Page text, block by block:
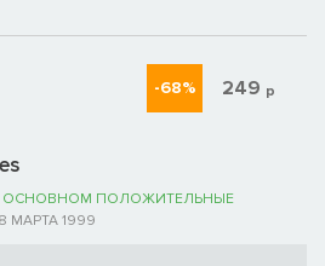
ОСНОВНОМ ПОЛОЖИТЕЛЬНЫЕ
МАРТА 1999
-68% 249 р